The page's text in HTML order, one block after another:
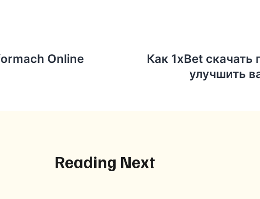
Online
Как 1xBet
улучшить
Reading Next